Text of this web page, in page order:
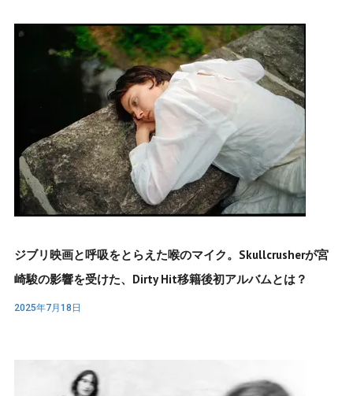
ジブリ映画と呼吸をとらえた喉のマイク。Skullcrusherが宮
崎駿の影響を受けた、Dirty Hit移籍後初アルバムとは？
2025年7月18日